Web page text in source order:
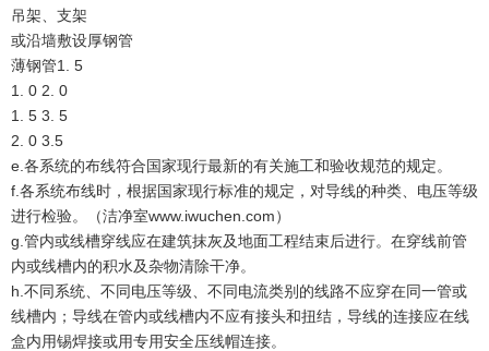
吊架、支架
或沿墙敷设厚钢管
薄钢管1. 5
1. 0 2. 0
1. 5 3. 5
2. 0 3.5
e.各系统的布线符合国家现行最新的有关施工和验收规范的规定。
f.各系统布线时，根据国家现行标准的规定，对导线的种类、电压等级
进行检验。（洁净室www.iwuchen.com）
g.管内或线槽穿线应在建筑抹灰及地面工程结束后进行。在穿线前管
内或线槽内的积水及杂物清除干净。
h.不同系统、不同电压等级、不同电流类别的线路不应穿在同一管或
线槽内；导线在管内或线槽内不应有接头和扭结，导线的连接应在线
盒内用锡焊接或用专用安全压线帽连接。